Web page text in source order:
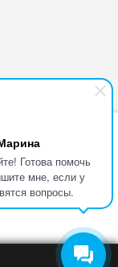
Готова помочь
мне, если у
вопросы.
мы
Вы разрешаете
файлы cookie в